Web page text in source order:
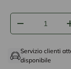
+
Servizio clienti
disponibile